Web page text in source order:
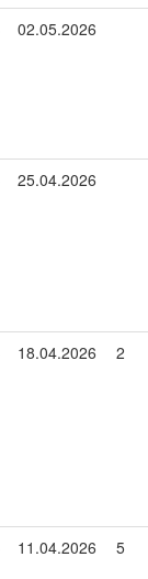
02.05.2026
25.04.2026
18.04.2026 2
11.04.2026 5